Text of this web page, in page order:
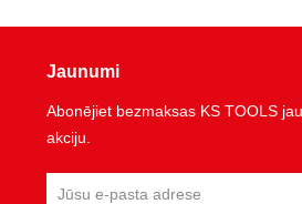
Jaunumi
Abonējiet bezmaksas KS TOOLS
akciju.